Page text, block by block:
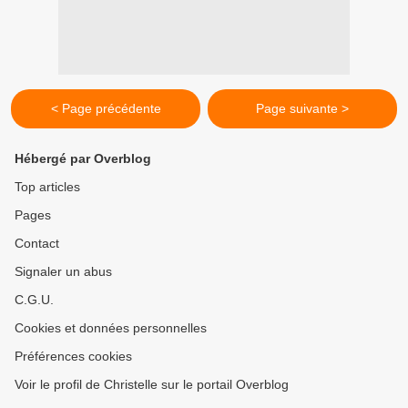
< Page précédente Page suivante >
Hébergé par Overblog
Top articles
Pages
Contact
Signaler un abus
C.G.U.
Cookies et données personnelles
Préférences cookies
Voir le profil de Christelle sur le portail Overblog